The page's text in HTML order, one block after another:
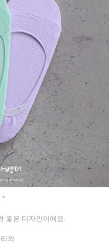
*
좋은 디자인이에요.
와